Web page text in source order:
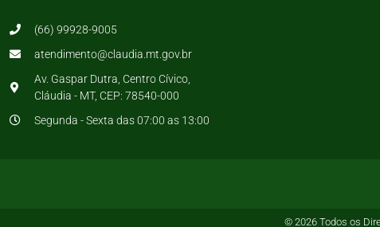
(66) 99928-9005
atendimento@claudia.mt.gov.br
Av. Gaspar Dutra, Centro Cívico,
Cláudia - MT, CEP: 78540-000
Segunda - Sexta das 07:00 as 13:00
© 2026 Todos os